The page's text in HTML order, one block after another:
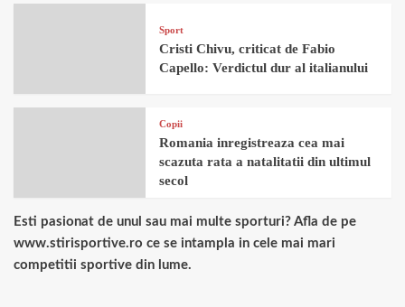
Sport
Cristi Chivu, criticat de Fabio
Capello: Verdictul dur al italianului
Copii
Romania inregistreaza cea mai
scazuta rata a natalitatii din ultimul
secol
Esti pasionat de unul sau mai multe sporturi? Afla de pe
www.stirisportive.ro ce se intampla in cele mai mari
competitii sportive din lume.